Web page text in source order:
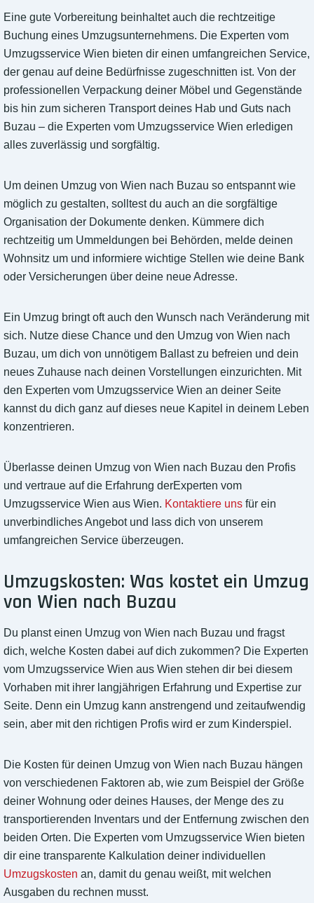
Eine gute Vorbereitung beinhaltet auch die rechtzeitige
Buchung eines Umzugsunternehmens. Die Experten vom
Umzugsservice Wien bieten dir einen umfangreichen Service,
der genau auf deine Bedürfnisse zugeschnitten ist. Von der
professionellen Verpackung deiner Möbel und Gegenstände
bis hin zum sicheren Transport deines Hab und Guts nach
Buzau – die Experten vom Umzugsservice Wien erledigen
alles zuverlässig und sorgfältig.
Um deinen Umzug von Wien nach Buzau so entspannt wie
möglich zu gestalten, solltest du auch an die sorgfältige
Organisation der Dokumente denken. Kümmere dich
rechtzeitig um Ummeldungen bei Behörden, melde deinen
Wohnsitz um und informiere wichtige Stellen wie deine Bank
oder Versicherungen über deine neue Adresse.
Ein Umzug bringt oft auch den Wunsch nach Veränderung mit
sich. Nutze diese Chance und den Umzug von Wien nach
Buzau, um dich von unnötigem Ballast zu befreien und dein
neues Zuhause nach deinen Vorstellungen einzurichten. Mit
den Experten vom Umzugsservice Wien an deiner Seite
kannst du dich ganz auf dieses neue Kapitel in deinem Leben
konzentrieren.
Überlasse deinen Umzug von Wien nach Buzau den Profis
und vertraue auf die Erfahrung derExperten vom
Umzugsservice Wien aus Wien. Kontaktiere uns für ein
unverbindliches Angebot und lass dich von unserem
umfangreichen Service überzeugen.
Umzugskosten: Was kostet ein Umzug
von Wien nach Buzau
Du planst einen Umzug von Wien nach Buzau und fragst
dich, welche Kosten dabei auf dich zukommen? Die Experten
vom Umzugsservice Wien aus Wien stehen dir bei diesem
Vorhaben mit ihrer langjährigen Erfahrung und Expertise zur
Seite. Denn ein Umzug kann anstrengend und zeitaufwendig
sein, aber mit den richtigen Profis wird er zum Kinderspiel.
Die Kosten für deinen Umzug von Wien nach Buzau hängen
von verschiedenen Faktoren ab, wie zum Beispiel der Größe
deiner Wohnung oder deines Hauses, der Menge des zu
transportierenden Inventars und der Entfernung zwischen den
beiden Orten. Die Experten vom Umzugsservice Wien bieten
dir eine transparente Kalkulation deiner individuellen
Umzugskosten an, damit du genau weißt, mit welchen
Ausgaben du rechnen musst.